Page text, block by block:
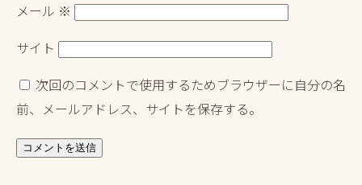
メール ※
サイト
次回のコメントで使用するためブラウザーに自分の名
前、メールアドレス、サイトを保存する。